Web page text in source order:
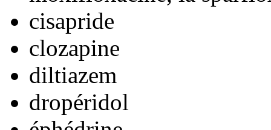
cisapride
clozapine
diltiazem
dropéridol